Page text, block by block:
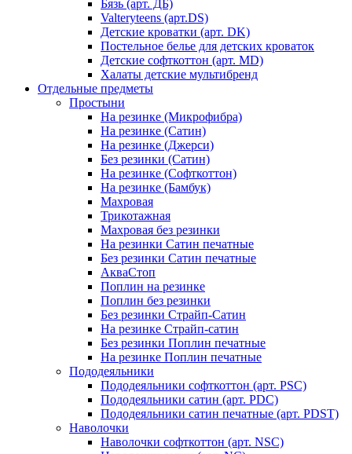
Бязь (арт. ДБ)
Valteryteens (арт.DS)
Детские кроватки (арт. DK)
Постельное белье для детских кроваток
Детские софткоттон (арт. MD)
Халаты детские мультибренд
Отдельные предметы
Простыни
На резинке (Микрофибра)
На резинке (Сатин)
На резинке (Джерси)
Без резинки (Сатин)
На резинке (Софткоттон)
На резинке (Бамбук)
Махровая
Трикотажная
Махровая без резинки
На резинки Сатин печатные
Без резинки Сатин печатные
АкваСтоп
Поплин на резинке
Поплин без резинки
Без резинки Страйп-Сатин
На резинке Страйп-сатин
Без резинки Поплин печатные
На резинке Поплин печатные
Пододеяльники
Пододеяльники софткоттон (арт. PSC)
Пододеяльники сатин (арт. PDC)
Пододеяльники сатин печатные (арт. PDST)
Наволочки
Наволочки софткоттон (арт. NSC)